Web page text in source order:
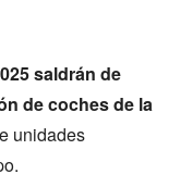
saldrán de
de coches de la
unidades